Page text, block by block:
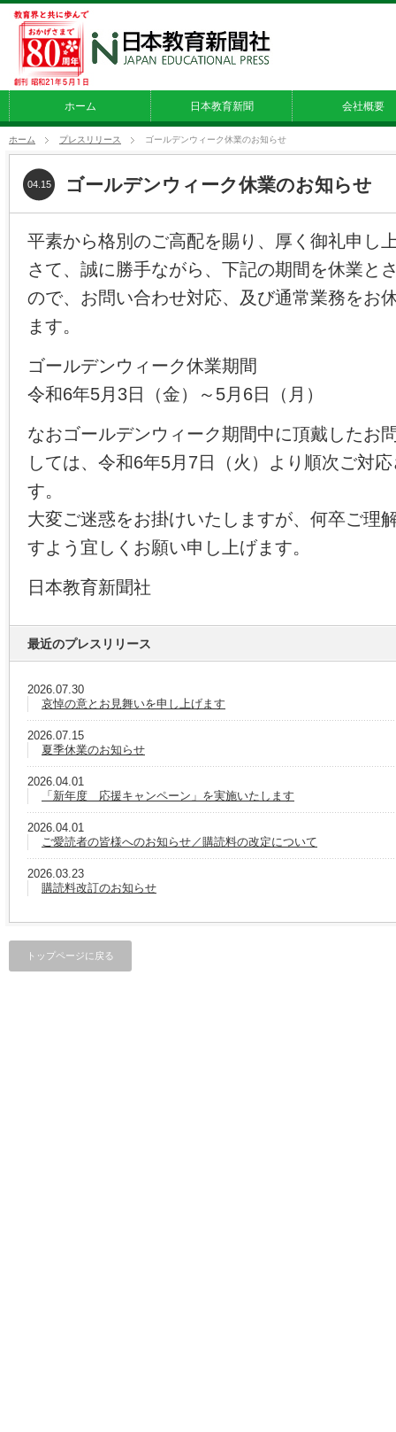
ホーム 日本教育新聞 会社概要
ホーム プレスリリース ゴールデンウィーク休業のお知らせ
ゴールデンウィーク休業のお知らせ
04.15
平素から格別のご高配を賜り、厚く御礼申し
さて、誠に勝手ながら、下記の期間を休業と
ので、お問い合わせ対応、及び通常業務をお
ます。
ゴールデンウィーク休業期間
令和6年5月3日（金）～5月6日（月）
なおゴールデンウィーク期間中に頂戴したお
しては、令和6年5月7日（火）より順次ご対
す。
大変ご迷惑をお掛けいたしますが、何卒ご理
すよう宜しくお願い申し上げます。
日本教育新聞社
最近のプレスリリース
2026.07.30
哀悼の意とお見舞いを申し上げます
2026.07.15
夏季休業のお知らせ
2026.04.01
「新年度 応援キャンペーン」を実施いたします
2026.04.01
ご愛読者の皆様へのお知らせ／購読料の改定について
2026.03.23
購読料改訂のお知らせ
トップページに戻る